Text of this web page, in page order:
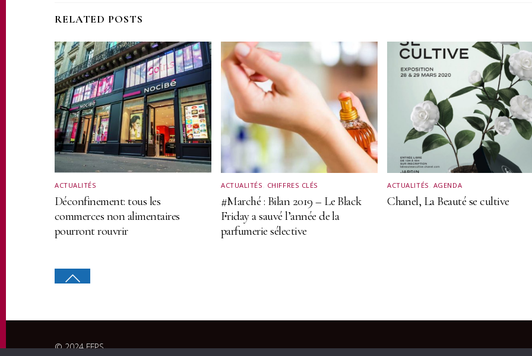
RELATED POSTS
ACTUALITÉS
Déconfinement: tous les
commerces non alimentaires
pourront rouvrir
ACTUALITÉS CHIFFRES CLÉS
#Marché : Bilan 2019 – Le Black
Friday a sauvé l’année de la
parfumerie sélective
ACTUALITÉS AGENDA
Chanel, La Beauté se cultive
© 2024 FFPS